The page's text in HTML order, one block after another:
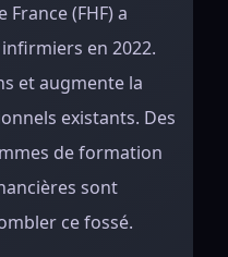
(FHF) a
en 2022.
et augmente la
existants. Des
de formation
sont
ce fossé.